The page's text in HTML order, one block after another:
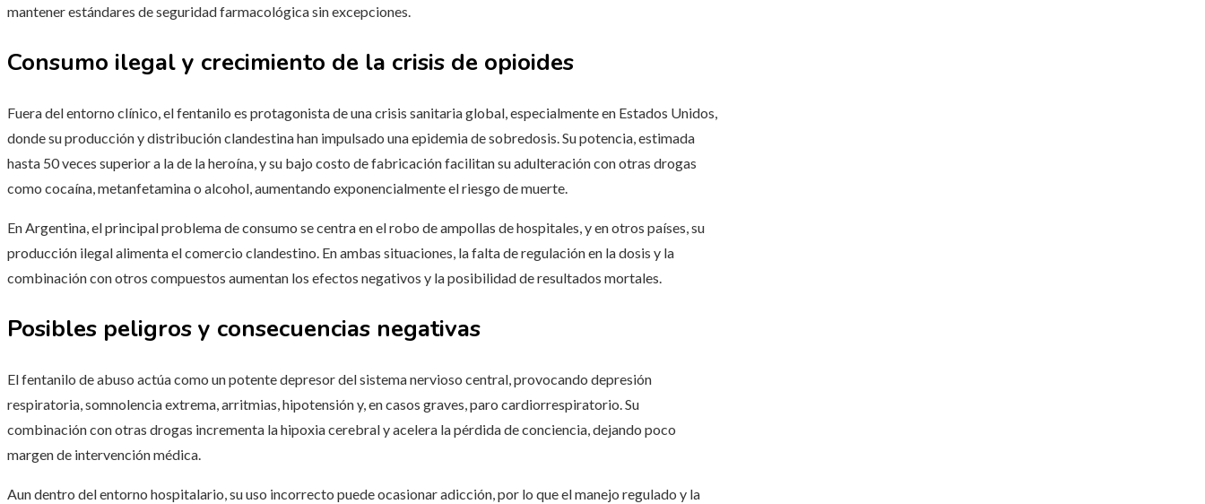
mantener estándares de seguridad farmacológica sin excepciones.
Consumo ilegal y crecimiento de la crisis de opioides
Fuera del entorno clínico, el fentanilo es protagonista de una crisis sanitaria global, especialmente en Estados Unidos,
donde su producción y distribución clandestina han impulsado una epidemia de sobredosis. Su potencia, estimada
hasta 50 veces superior a la de la heroína, y su bajo costo de fabricación facilitan su adulteración con otras drogas
como cocaína, metanfetamina o alcohol, aumentando exponencialmente el riesgo de muerte.
En Argentina, el principal problema de consumo se centra en el robo de ampollas de hospitales, y en otros países, su
producción ilegal alimenta el comercio clandestino. En ambas situaciones, la falta de regulación en la dosis y la
combinación con otros compuestos aumentan los efectos negativos y la posibilidad de resultados mortales.
Posibles peligros y consecuencias negativas
El fentanilo de abuso actúa como un potente depresor del sistema nervioso central, provocando depresión
respiratoria, somnolencia extrema, arritmias, hipotensión y, en casos graves, paro cardiorrespiratorio. Su
combinación con otras drogas incrementa la hipoxia cerebral y acelera la pérdida de conciencia, dejando poco
margen de intervención médica.
Aun dentro del entorno hospitalario, su uso incorrecto puede ocasionar adicción, por lo que el manejo regulado y la